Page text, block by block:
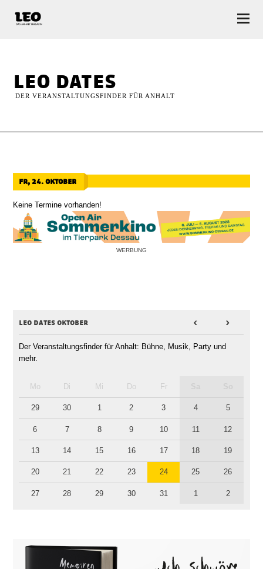
leo dates
DER VERANSTALTUNGSFINDER FÜR ANHALT
fr, 24. oktober
Keine Termine vorhanden!
WERBUNG
leo dates oktober < >
Der Veranstaltungsfinder für Anhalt: Bühne, Musik, Party und
mehr.
Mo Di Mi Do Fr
29 30 1 2 3 4 5
6 7 8 9 10 11 12
13 14 15 16 17 18 19
20 21 22 23 24 25 26
27 28 29 30 31 1 2